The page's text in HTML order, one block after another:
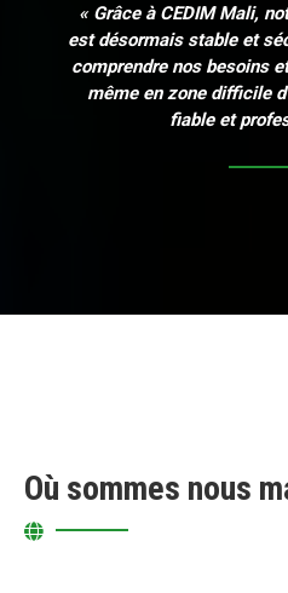
« Grâce à CEDIM Mali,
est désormais stable et
comprendre nos besoins
même en zone difficile
fiable et
Où sommes nous